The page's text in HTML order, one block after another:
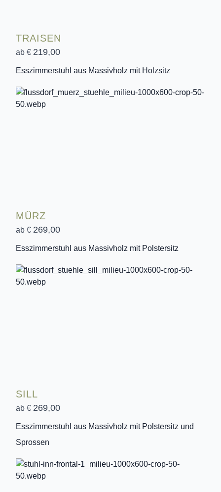
TRAISEN
ab € 219,00
Esszimmerstuhl aus Massivholz mit Holzsitz
MÜRZ
ab € 269,00
Esszimmerstuhl aus Massivholz mit Polstersitz
SILL
ab € 269,00
Esszimmerstuhl aus Massivholz mit Polstersitz und
Sprossen